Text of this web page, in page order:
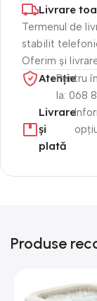
Livrare
Termenul de
stabilit
Oferim și
Atenție​
Pentru
la: 068
Livrare
și
plată
Produse